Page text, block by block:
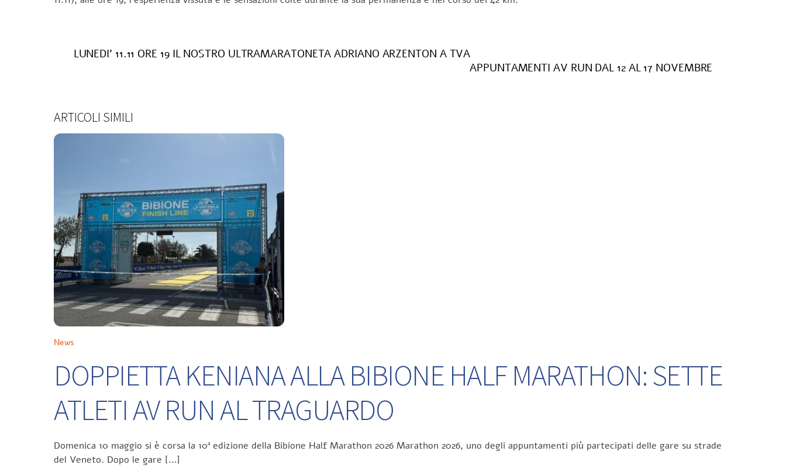
LUNEDI’ 11.11 ORE 19 IL NOSTRO ULTRAMARATONETA ADRIANO ARZENTON A TVA
APPUNTAMENTI AV RUN DAL 12 AL 17 NOVEMBRE
ARTICOLI SIMILI
News
DOPPIETTA KENIANA ALLA BIBIONE HALF MARATHON: SETTE
ATLETI AV RUN AL TRAGUARDO
Domenica 10 maggio si è corsa la 10ª edizione della Bibione Half Marathon 2026 Marathon 2026, uno degli appuntamenti più partecipati delle gare su strade
del Veneto. Dopo le gare […]